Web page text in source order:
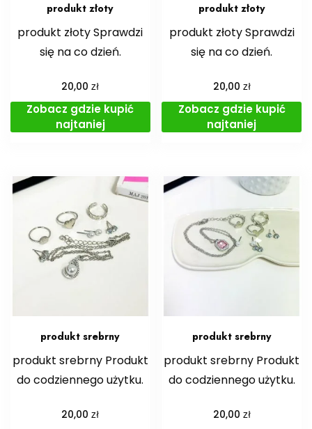
produkt złoty
produkt złoty Sprawdzi
się na co dzień.
20,00zł
Zobacz gdzie kupić
najtaniej
produkt złoty
produkt złoty Sprawdzi
się na co dzień.
20,00 zł
Zobacz gdzie kupić
najtaniej
produkt srebrny
produkt srebrny Produkt
do codziennego użytku.
20,00zł
produkt srebrny
produkt srebrny Produkt
do codziennego użytku.
20,00 zł